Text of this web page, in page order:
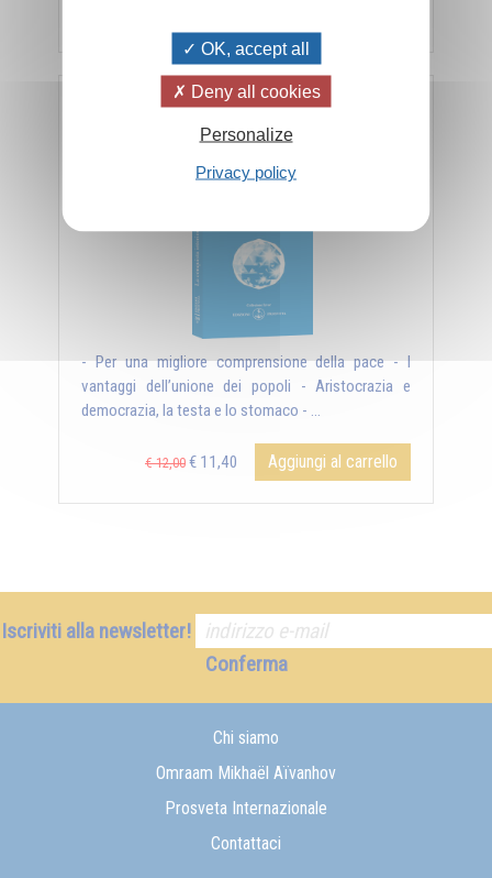
La conquista interiore della pace
- Per una migliore comprensione della pace - I
vantaggi dell’unione dei popoli - Aristocrazia e
democrazia, la testa e lo stomaco - ...
€ 12,00 € 11,40 Aggiungi al carrello
Iscriviti alla newsletter!
Conferma
Chi siamo
Omraam Mikhaël Aïvanhov
Prosveta Internazionale
Contattaci
OK, accept all
Deny all cookies
Personalize
Privacy policy